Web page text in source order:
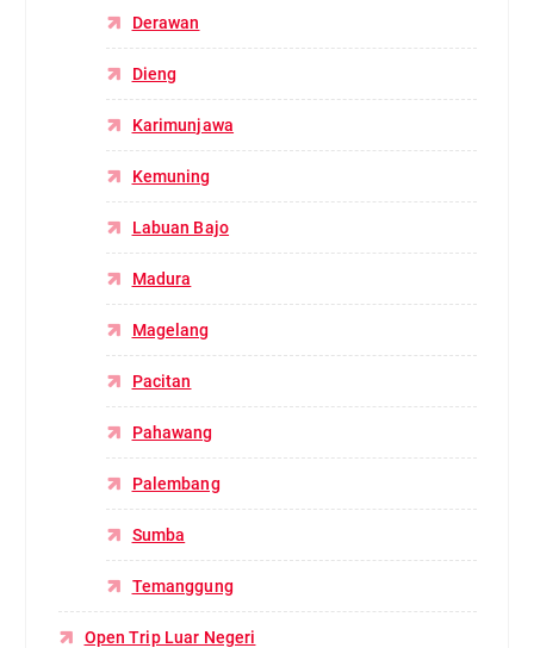
Derawan
Dieng
Karimunjawa
Kemuning
Labuan Bajo
Madura
Magelang
Pacitan
Pahawang
Palembang
Sumba
Temanggung
Open Trip Luar Negeri